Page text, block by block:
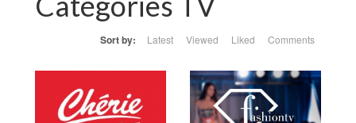
Sort by: Latest Viewed Liked Comments